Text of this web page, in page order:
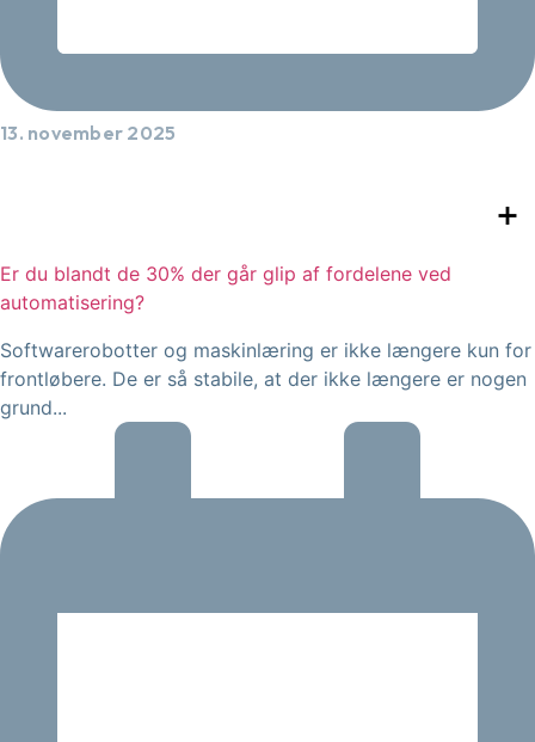
13. november 2025
Er du blandt de 30% der går glip af fordelene ved
automatisering?
Softwarerobotter og maskinlæring er ikke længere kun for
frontløbere. De er så stabile, at der ikke længere er nogen
grund...